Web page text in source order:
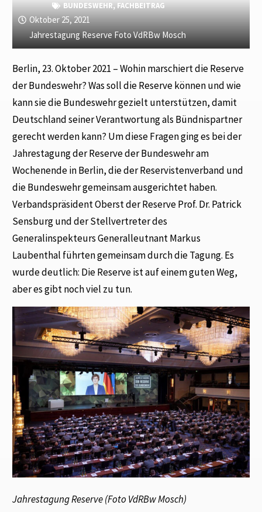
BUNDESWEHR, FACHBEITRAG
Oktober 25, 2021
Jahrestagung Reserve Foto VdRBw Mosch
Berlin, 23. Oktober 2021 – Wohin marschiert die Reserve
der Bundeswehr? Was soll die Reserve können und wie
kann sie die Bundeswehr gezielt unterstützen, damit
Deutschland seiner Verantwortung als Bündnispartner
gerecht werden kann? Um diese Fragen ging es bei der
Jahrestagung der Reserve der Bundeswehr am
Wochenende in Berlin, die der Reservistenverband und
die Bundeswehr gemeinsam ausgerichtet haben.
Verbandspräsident Oberst der Reserve Prof. Dr. Patrick
Sensburg und der Stellvertreter des
Generalinspekteurs Generalleutnant Markus
Laubenthal führten gemeinsam durch die Tagung. Es
wurde deutlich: Die Reserve ist auf einem guten Weg,
aber es gibt noch viel zu tun.
Jahrestagung Reserve (Foto VdRBw Mosch)